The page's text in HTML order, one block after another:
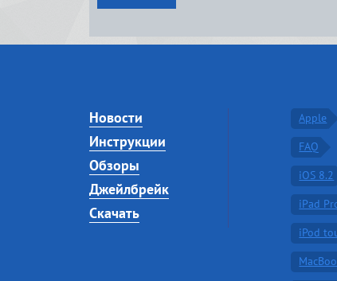
Новости
Инструкции
Обзоры
Джейлбрейк
Скачать
Apple
FAQ
iOS 8.2
iPad
iPod